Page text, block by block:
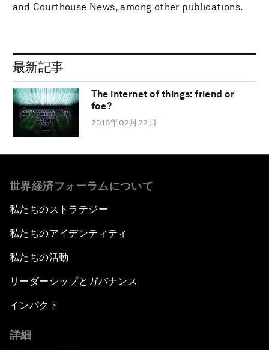
and Courthouse News, among other publications.
最新記事
The internet of things: friend or
foe?
2016年02月22日
世界経済フォーラムについて
私たちのストラテジー
私たちのアイデンティティ
私たちの活動
リーダーシップとガバナンス
インパクト
詳細